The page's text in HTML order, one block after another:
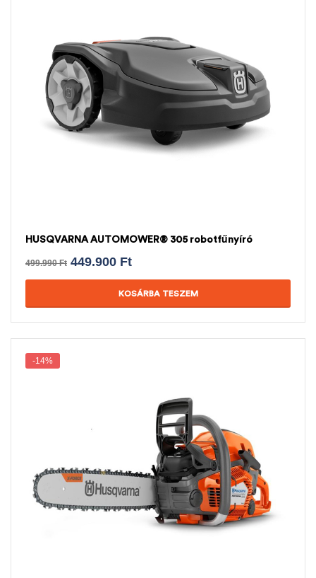
HUSQVARNA AUTOMOWER® 305 robotfűnyíró
499.990Ft 449.900 Ft
KOSÁRBA TESZEM
-14%